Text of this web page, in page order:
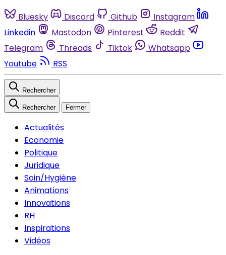
Bluesky Discord Github
Instagram
Linkedin
Mastodon Pinterest
Reddit
Telegram
Threads Tiktok
Whatsapp
Youtube
RSS
Rechercher
Rechercher Fermer
Actualités
Economie
Politique
Juridique
Soin/Hygiène
Animations
Innovations
RH
Inspirations
Vidéos